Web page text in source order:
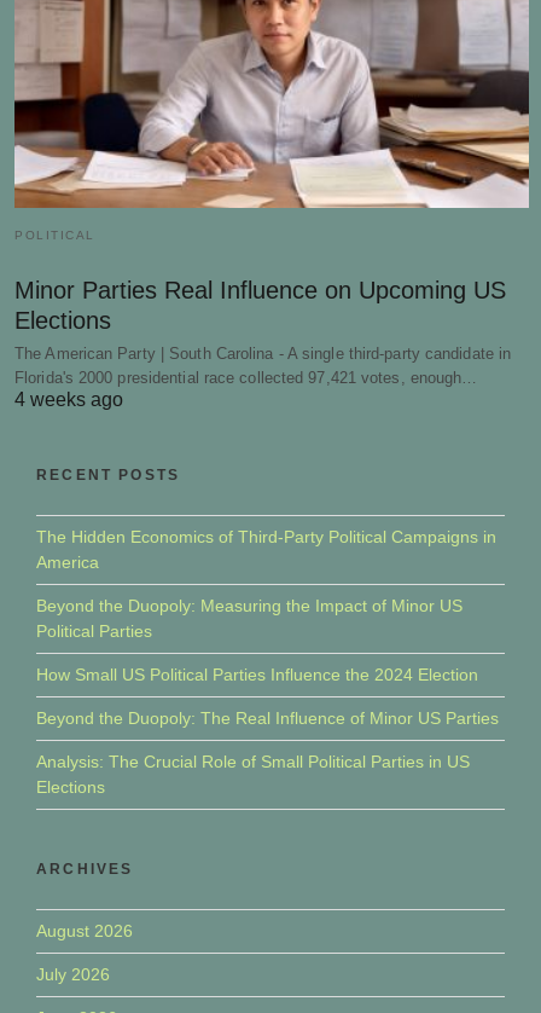
POLITICAL
Minor Parties Real Influence on Upcoming US
Elections
The American Party | South Carolina - A single third-party candidate in
Florida's 2000 presidential race collected 97,421 votes, enough…
4 weeks ago
RECENT POSTS
The Hidden Economics of Third-Party Political Campaigns in
America
Beyond the Duopoly: Measuring the Impact of Minor US
Political Parties
How Small US Political Parties Influence the 2024 Election
Beyond the Duopoly: The Real Influence of Minor US Parties
Analysis: The Crucial Role of Small Political Parties in US
Elections
ARCHIVES
August 2026
July 2026